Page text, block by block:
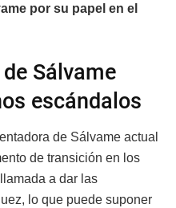
por su papel en el
Sálvame
escándalos
de Sálvame actual
de transición en los
a dar las
lo que puede suponer